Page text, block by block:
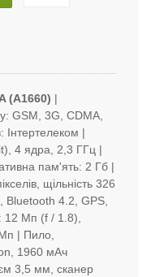
(A1660) |
GSM, 3G, CDMA,
Інтертелеком |
4 ядра, 2,3 ГГц |
пам'ять: 2 Гб |
щільність 326
Bluetooth 4.2, GPS,
12 Мп (f / 1.8),
| Пило,
1960 мАч
3,5 мм, сканер